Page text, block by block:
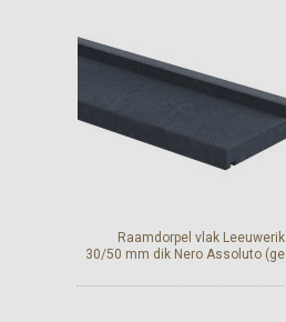
Raamdorpel vlak Leeuwerik
30/50 mm dik Nero Assoluto